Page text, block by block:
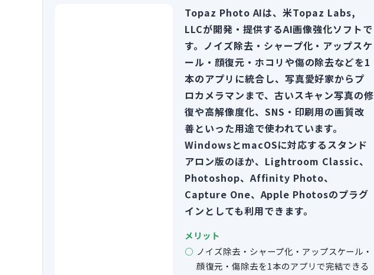
Topaz Photo AIは、米Topaz Labs,
LLCが開発・提供するAI画像強化ソフトで
す。ノイズ除去・シャープ化・アップスケ
ール・顔復元・ホコリや傷の除去などを1
本のアプリに統合し、写真愛好家からプ
ロカメラマンまで、古いスキャン写真の修
復や高解像度化、SNS・印刷用の画質改
善といった用途で使われています。
WindowsとmacOSに対応するスタンド
アロン版のほか、Lightroom Classic、
Photoshop、Affinity Photo、
Capture One、Apple Photosのプラグ
インとしても利用できます。
メリット
ノイズ除去・シャープ化・アップスケール・
顔復元・傷除去を1本のアプリで完結できる